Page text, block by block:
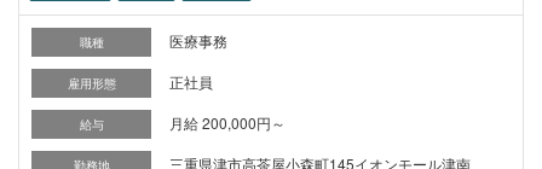
職種 医療事務
雇用形態 正社員
給与 月給 200,000円～
勤務地 三重県津市高茶屋小森町145イオンモール津南